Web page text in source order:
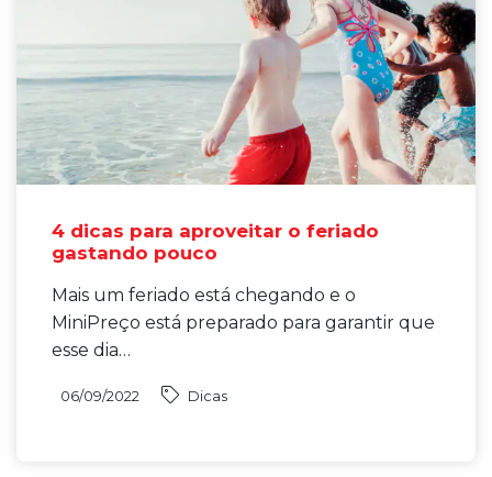
4 dicas para aproveitar o feriado
gastando pouco
Mais um feriado está chegando e o
MiniPreço está preparado para garantir que
esse dia…
06/09/2022 Dicas